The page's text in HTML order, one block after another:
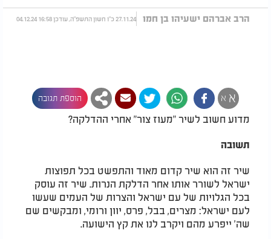
הרב אברהם ישעיהו בן חמו 27.11.24 כ"ו חשון התשפ"ה, עודכן 16:58 04.12.24
א א הוספת תגובה
מדוע חשוב לשיר "מעוז צור" אחרי ההדלקה?
תשובה
שיר זה הוא שיר קדום מאוד והתפשט בכל תפוצות
ישראל לשורר אותו אחר הדלקת הנרות. שיר זה עוסק
בכל הגלויות של עם ישראל והצרות של העמים שעשו
לעם ישראל: מצרים, בבל, פרס, יוון ורומי, ומבקשים שם
שה' ייפרע מהם ויקרב לנו את קץ הישועה.